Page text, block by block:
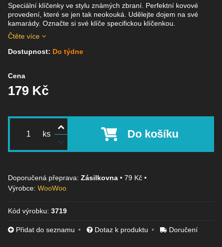
Speciální klíčenky ve stylu známých zbraní. Perfektní kovové
provedení, které se jen tak neokouká. Udělejte dojem na své
kamarády. Označte si své klíče specifickou klíčenkou.
Čtěte více
Dostupnost: Do týdne
Cena
179 Kč
ks Do košíku
Zásilkovna • 79 Kč •
Výrobce: WooWoo
Kód výrobku: 3719
Přidat do seznamu Dotaz k produktu Doručení